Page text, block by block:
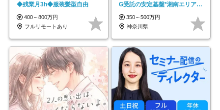
◆残業月3h◆服装髪型自由
400～800万円
フルリモートあり
G受託の安定基盤*湘南エリア勤
務
350～500万円
神奈川県